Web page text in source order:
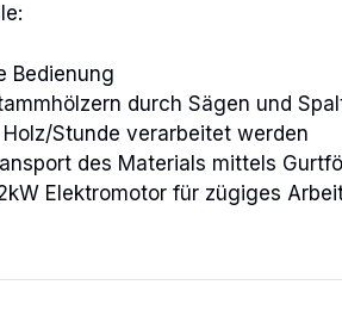
Bedienung
durch Sägen und
Stunde verarbeitet werden
des Materials mittels
Elektromotor für zügiges